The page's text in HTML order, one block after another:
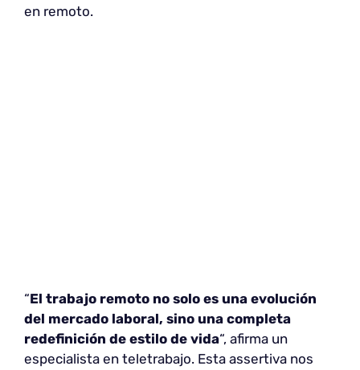
en remoto.
“El trabajo remoto no solo es una evolución
del mercado laboral, sino una completa
redefinición de estilo de vida“, afirma un
especialista en teletrabajo. Esta assertiva nos